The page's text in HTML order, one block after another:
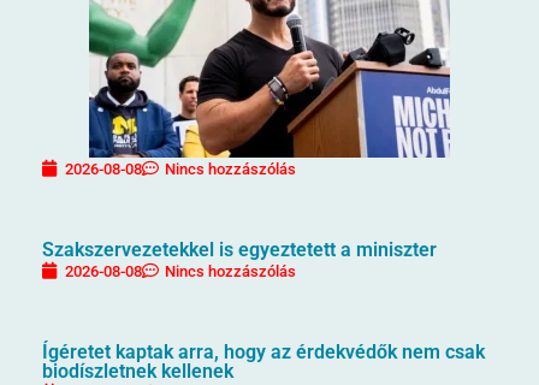
2026-08-08 Nincs hozzászólás
Szakszervezetekkel is egyeztetett a miniszter
2026-08-08 Nincs hozzászólás
Ígéretet kaptak arra, hogy az érdekvédők nem csak
biodíszletnek kellenek